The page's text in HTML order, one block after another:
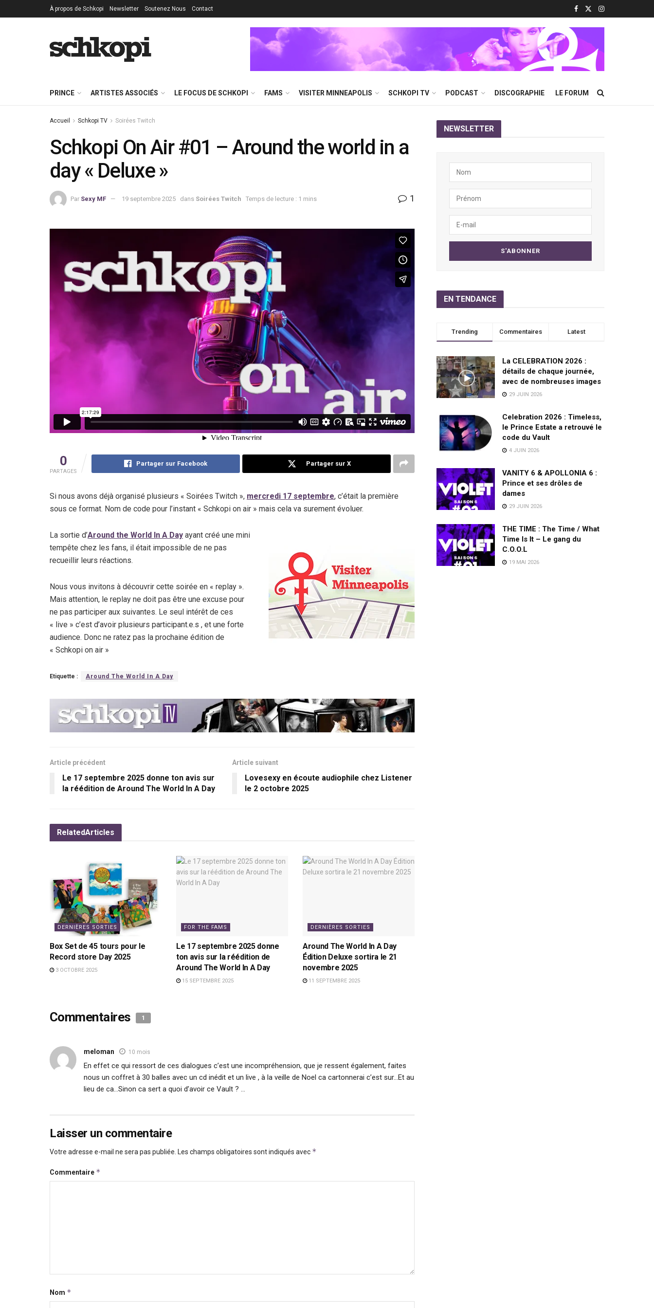
À propos de Schkopi Newsletter Soutenez Nous Contact
PRINCE ARTISTES ASSOCIÉS LE FOCUS DE SCHKOPI FAMS VISITER MINNEAPOLIS SCHKOPI TV PODCAST DISCOGRAPHIE LE FORUM
Accueil Schkopi TV Soirées Twitch
Schkopi On Air #01 – Around the world in a
day « Deluxe »
Par Sexy MF 19 septembre 2025 dans Soirées Twitch Temps de lecture : 1 mins 1
0
PARTAGES
Partager sur Facebook Partager sur X
Si nous avons déjà organisé plusieurs « Soirées Twitch », mercredi 17 septembre, c’était la première
sous ce format. Nom de code pour l’instant « Schkopi on air » mais cela va surement évoluer.
La sortie d’Around the World In A Day ayant créé une mini
tempête chez les fans, il était impossible de ne pas
recueillir leurs réactions.
Nous vous invitons à découvrir cette soirée en « replay ».
Mais attention, le replay ne doit pas être une excuse pour
ne pas participer aux suivantes. Le seul intérêt de ces
« live » c’est d’avoir plusieurs participant.e.s , et une forte
audience. Donc ne ratez pas la prochaine édition de
« Schkopi on air »
Etiquette : Around The World In A Day
Article précédent
Le 17 septembre 2025 donne ton avis sur
la réédition de Around The World In A Day
Article suivant
Lovesexy en écoute audiophile chez Listener
le 2 octobre 2025
RelatedArticles
DERNIÈRES SORTIES
Box Set de 45 tours pour le
Record store Day 2025
3 OCTOBRE 2025
FOR THE FAMS
Le 17 septembre 2025 donne
ton avis sur la réédition de
Around The World In A Day
15 SEPTEMBRE 2025
DERNIÈRES SORTIES
Around The World In A Day
Édition Deluxe sortira le 21
novembre 2025
11 SEPTEMBRE 2025
Commentaires 1
meloman 10 mois
En effet ce qui ressort de ces dialogues c’est une incompréhension, que je ressent également, faites
nous un coffret à 30 balles avec un cd inédit et un live , à la veille de Noel ca cartonnerai c’est sur…Et au
lieu de ca…Sinon ca sert a quoi d’avoir ce Vault ? …
Laisser un commentaire
Votre adresse e-mail ne sera pas publiée. Les champs obligatoires sont indiqués avec *
Commentaire *
Nom *
NEWSLETTER
EN TENDANCE
Trending Commentaires Latest
La CELEBRATION 2026 :
détails de chaque journée,
avec de nombreuses images
29 JUIN 2026
Celebration 2026 : Timeless,
le Prince Estate a retrouvé le
code du Vault
4 JUIN 2026
VANITY 6 & APOLLONIA 6 :
Prince et ses drôles de
dames
29 JUIN 2026
THE TIME : The Time / What
Time Is It – Le gang du
C.O.O.L
19 MAI 2026